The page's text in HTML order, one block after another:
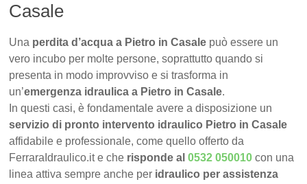
Casale
Una perdita d’acqua a Pietro in Casale può essere un
vero incubo per molte persone, soprattutto quando si
presenta in modo improvviso e si trasforma in
un’emergenza idraulica a Pietro in Casale.
In questi casi, è fondamentale avere a disposizione un
servizio di pronto intervento idraulico Pietro in Casale
affidabile e professionale, come quello offerto da
FerraraIdraulico.it e che risponde al0532 050010 con una
linea attiva sempre anche per idraulico per assistenza